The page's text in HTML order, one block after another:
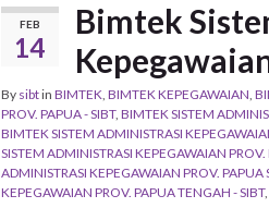
FEB
14
Bimtek
By sibtin BIMTEK, BIMTEK KEPEGAWAIAN,
PROV. PAPUA - SIBT, BIMTEK SISTEM
BIMTEK SISTEM ADMINISTRASI
SISTEM ADMINISTRASI KEPEGAWAIAN
ADMINISTRASI KEPEGAWAIAN PROV. PAPUA
KEPEGAWAIAN PROV. PAPUA TENGAH - SIBT,